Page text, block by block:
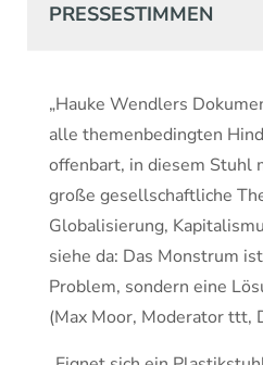
PRESSESTIMMEN
„Hauke Wendlers
alle themenbedingten
offenbart, in diesem Stuhl
große gesellschaftliche
Globalisierung,
siehe da: Das Monstrum
Problem, sondern eine
(Max Moor, Moderator ttt,